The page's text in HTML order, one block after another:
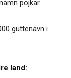
pojkar
guttenavn i
land: